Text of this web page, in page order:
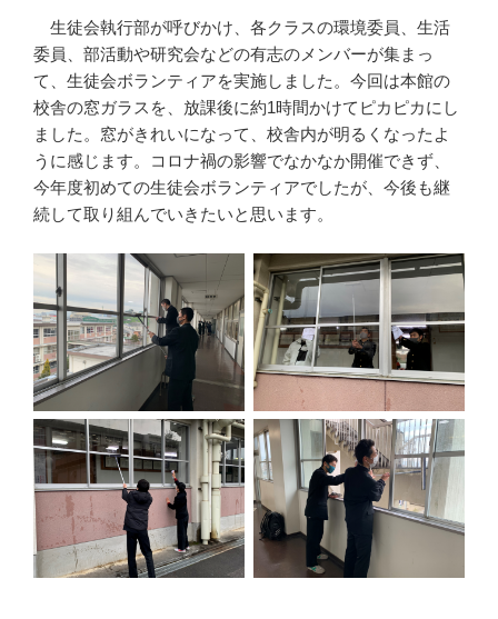
生徒会執行部が呼びかけ、各クラスの環境委員、生活
委員、部活動や研究会などの有志のメンバーが集まっ
て、生徒会ボランティアを実施しました。今回は本館の
校舎の窓ガラスを、放課後に約1時間かけてピカピカにし
ました。窓がきれいになって、校舎内が明るくなったよ
うに感じます。コロナ禍の影響でなかなか開催できず、
今年度初めての生徒会ボランティアでしたが、今後も継
続して取り組んでいきたいと思います。